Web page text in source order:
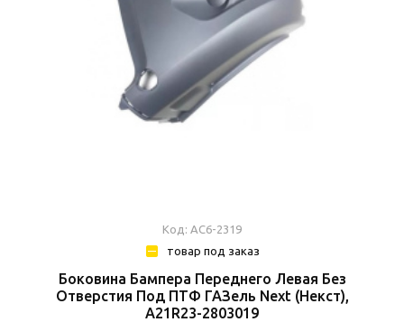
Код: АС6-2319
товар под заказ
Боковина Бампера Переднего Левая Без
Отверстия Под ПТФ ГАЗель Next (Некст),
А21R23-2803019